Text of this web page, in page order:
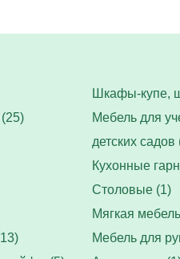
Шкафы-купе,
Мебель для
детских садов
Кухонные
Столовые (1)
Мягкая
Мебель для